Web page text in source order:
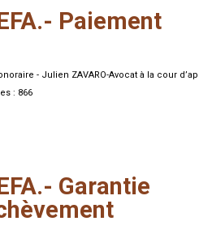
Paiement
- Julien ZAVARO-Avocat à la cour
: 866
Garantie